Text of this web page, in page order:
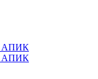
АПИК
АПИК